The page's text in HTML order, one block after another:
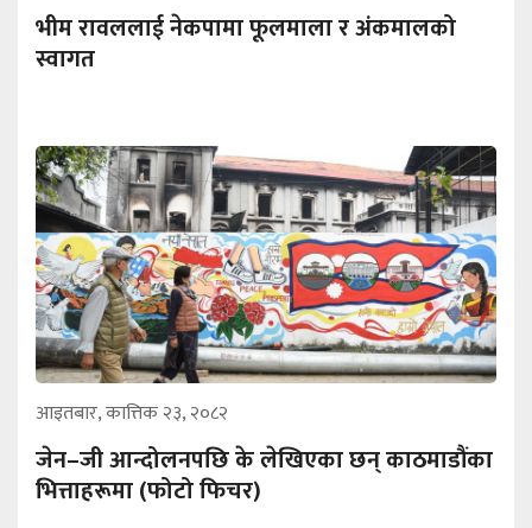
भीम रावललाई नेकपामा फूलमाला र अंकमालको
स्वागत
आइतबार, कात्तिक २३, २०८२
जेन–जी आन्दोलनपछि के लेखिएका छन् काठमाडौंका
भित्ताहरूमा (फोटो फिचर)